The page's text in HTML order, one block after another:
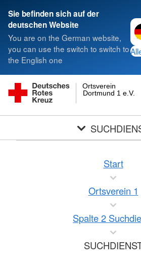
Sie befinden sich auf der
deutschen Website
You are on the German website,
you can use the switch to switch to
the English one
Dortmund 1 e.V.
Ortsverein
Start
Ortsverein 1
Spalte 2